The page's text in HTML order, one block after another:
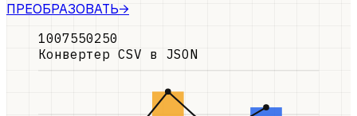
ПРЕОБРАЗОВАТЬ→
1007550250
Конвертер CSV в JSON